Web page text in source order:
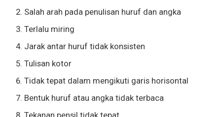
Salah arah pada penulisan huruf dan angka
Terlalu miring
Jarak antar huruf tidak konsisten
Tulisan kotor
Tidak tepat dalam mengikuti garis horisontal
Bentuk huruf atau angka tidak terbaca
Tekanan pensil tidak tepat